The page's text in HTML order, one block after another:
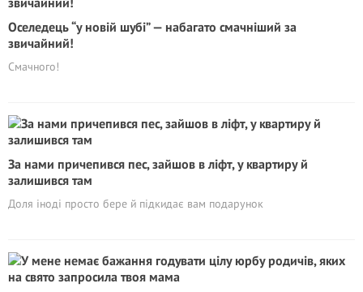
Оселедець “у новій шубі” — набагато смачніший за
звичайний!
Смачного!
За нами причепився пес, зайшов в ліфт, у квартиру й
залишився там
Доля іноді просто бере й підкидає вам подарунок